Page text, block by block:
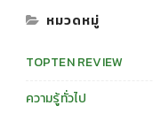
หมวดหมู่
TOPTEN REVIEW
ความรู้ทั่วไป